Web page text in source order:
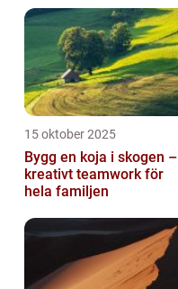
15 oktober 2025
Bygg en koja i skogen –
kreativt teamwork för
hela familjen